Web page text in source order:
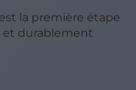
est la première étape
et durablement